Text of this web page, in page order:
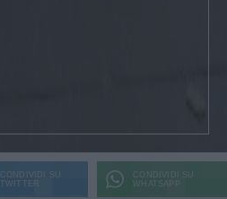
CONDIVIDI SU
TWITTER
CONDIVIDI SU
WHATSAPP